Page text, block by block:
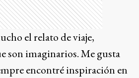
el relato de viaje,
son imaginarios. Me gusta
encontré inspiración en